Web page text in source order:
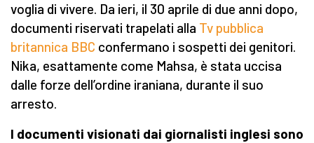
voglia di vivere. Da ieri, il 30 aprile di due anni dopo,
documenti riservati trapelati alla Tv pubblica
britannica BBC confermano i sospetti dei genitori.
Nika, esattamente come Mahsa, è stata uccisa
dalle forze dell’ordine iraniana, durante il suo
arresto.
I documenti visionati dai giornalisti inglesi sono